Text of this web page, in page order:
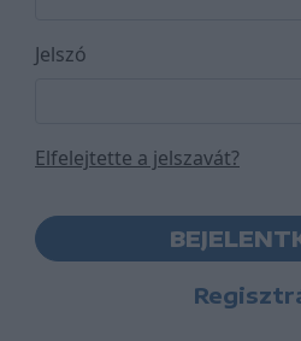
Jelszó
Elfelejtette a jelszavát?